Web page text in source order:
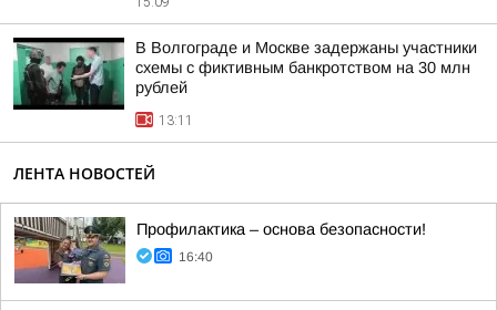
В Волгограде и Москве задержаны участники
схемы с фиктивным банкротством на 30 млн
рублей
13:11
ЛЕНТА НОВОСТЕЙ
Профилактика – основа безопасности!
16:40